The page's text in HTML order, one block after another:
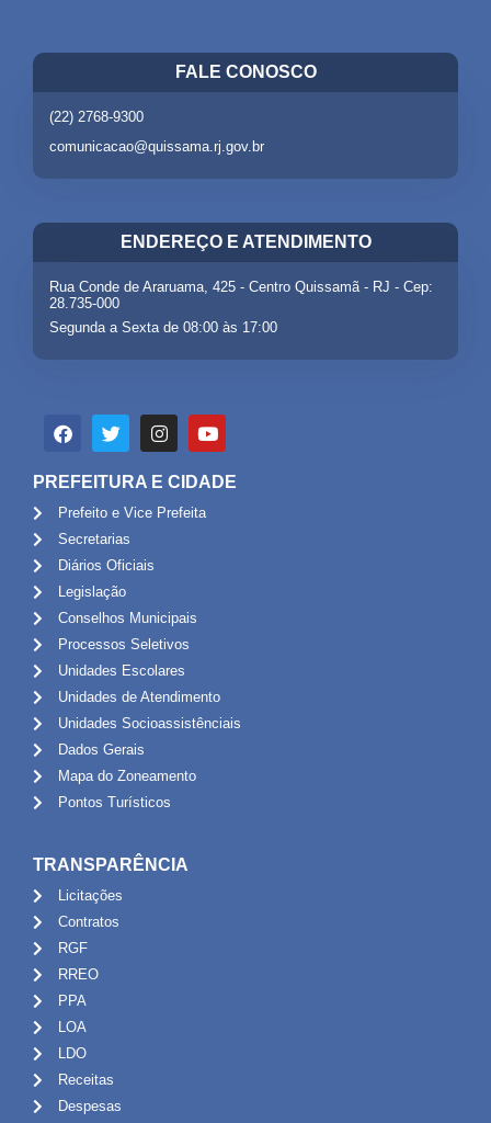
FALE CONOSCO
(22) 2768-9300
comunicacao@quissama.rj.gov.br
ENDEREÇO E ATENDIMENTO
Rua Conde de Araruama, 425 - Centro Quissamã - RJ - Cep:
28.735-000
Segunda a Sexta de 08:00 às 17:00
PREFEITURA E CIDADE
Prefeito e Vice Prefeita
Secretarias
Diários Oficiais
Legislação
Conselhos Municipais
Processos Seletivos
Unidades Escolares
Unidades de Atendimento
Unidades Socioassistênciais
Dados Gerais
Mapa do Zoneamento
Pontos Turísticos
TRANSPARÊNCIA
Licitações
Contratos
RGF
RREO
PPA
LOA
LDO
Receitas
Despesas